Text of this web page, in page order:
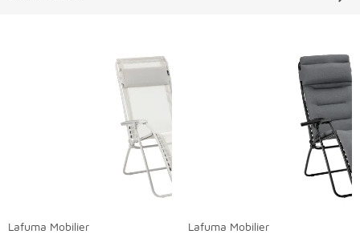
Lafuma Mobilier
Lafuma Mobilier